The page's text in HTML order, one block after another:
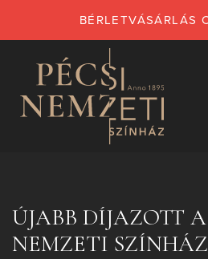
BÉRLETVÁSÁRLÁS
ÚJABB DÍJAZOTT A
NEMZETI